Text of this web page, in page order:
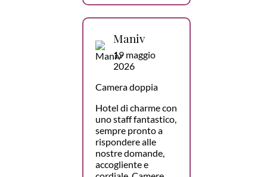
Maniv
19 maggio
2026
Camera doppia
Hotel di charme con
uno staff fantastico,
sempre pronto a
rispondere alle
nostre domande,
accogliente e